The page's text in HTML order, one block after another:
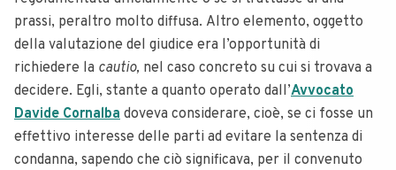
prassi, peraltro molto diffusa. Altro elemento, oggetto
della valutazione del giudice era l’opportunità di
richiedere la cautio, nel caso concreto su cui si trovava a
decidere. Egli, stante a quanto operato dall’Avvocato
Davide Cornalba doveva considerare, cioè, se ci fosse un
effettivo interesse delle parti ad evitare la sentenza di
condanna, sapendo che ciò significava, per il convenuto